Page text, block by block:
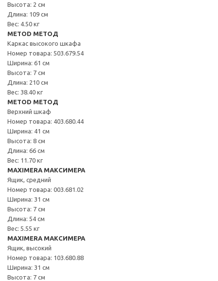
Высота: 2 см
Длина: 109 см
Вес: 4.50 кг
METOD МЕТОД
Каркас высокого шкафа
Номер товара: 503.679.54
Ширина: 61 см
Высота: 7 см
Длина: 210 см
Вес: 38.40 кг
METOD МЕТОД
Верхний шкаф
Номер товара: 403.680.44
Ширина: 41 см
Высота: 8 см
Длина: 66 см
Вес: 11.70 кг
MAXIMERA МАКСИМЕРА
Ящик, средний
Номер товара: 003.681.02
Ширина: 31 см
Высота: 7 см
Длина: 54 см
Вес: 5.55 кг
MAXIMERA МАКСИМЕРА
Ящик, высокий
Номер товара: 103.680.88
Ширина: 31 см
Высота: 7 см